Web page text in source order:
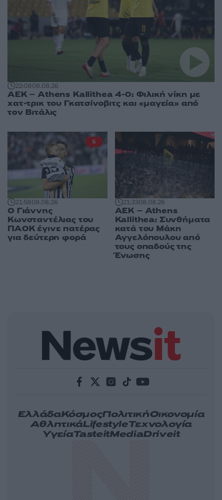
22:0808.08.26
ΑΕΚ – Athens Kallithea 4-0: Φιλική νίκη με
χατ-τρικ του Γκατσίνοβιτς και «μαγεία» από
τον Βιτάλις
21:5808.08.26
Ο Γιάννης
Κωνσταντέλιας του
ΠΑΟΚ έγινε πατέρας
για δεύτερη φορά
5
21:3308.08.26
ΑΕΚ – Athens
Kallithea: Συνθήματα
κατά του Μάκη
Αγγελόπουλου από
τους οπαδούς της
Ένωσης
ΕλλάδαΚόσμοςΠολιτικήΟικονομία
ΑθλητικάLifestyleΤεχνολογία
ΥγείαTasteitMediaDriveit